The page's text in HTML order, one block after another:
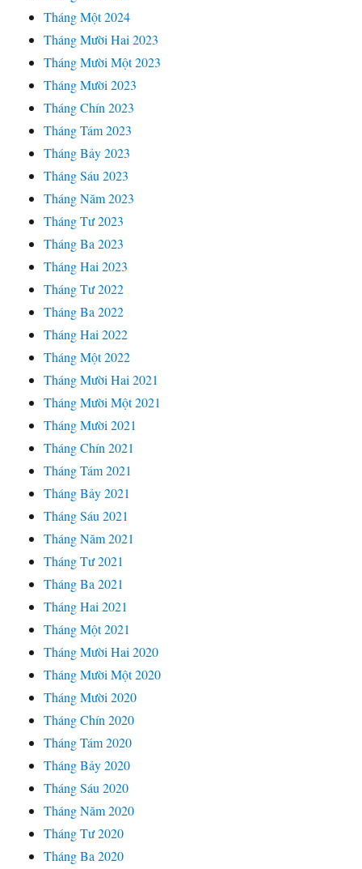
Tháng Một 2024
Tháng Mười Hai 2023
Tháng Mười Một 2023
Tháng Mười 2023
Tháng Chín 2023
Tháng Tám 2023
Tháng Bảy 2023
Tháng Sáu 2023
Tháng Năm 2023
Tháng Tư 2023
Tháng Ba 2023
Tháng Hai 2023
Tháng Tư 2022
Tháng Ba 2022
Tháng Hai 2022
Tháng Một 2022
Tháng Mười Hai 2021
Tháng Mười Một 2021
Tháng Mười 2021
Tháng Chín 2021
Tháng Tám 2021
Tháng Bảy 2021
Tháng Sáu 2021
Tháng Năm 2021
Tháng Tư 2021
Tháng Ba 2021
Tháng Hai 2021
Tháng Một 2021
Tháng Mười Hai 2020
Tháng Mười Một 2020
Tháng Mười 2020
Tháng Chín 2020
Tháng Tám 2020
Tháng Bảy 2020
Tháng Sáu 2020
Tháng Năm 2020
Tháng Tư 2020
Tháng Ba 2020